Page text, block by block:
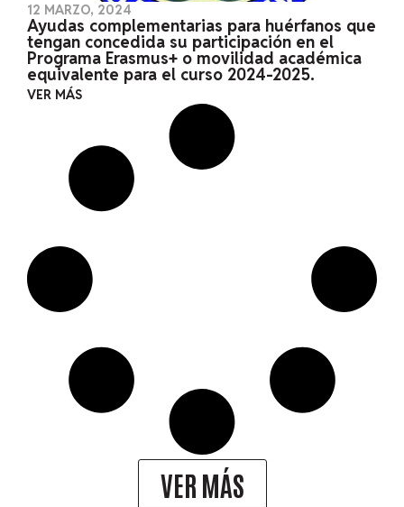
12 MARZO, 2024
Ayudas complementarias para huérfanos que
tengan concedida su participación en el
Programa Erasmus+ o movilidad académica
equivalente para el curso 2024-2025.
VER MÁS
VER MÁS